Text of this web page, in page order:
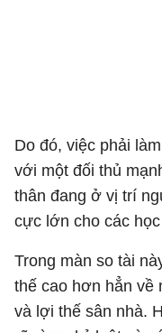
Do đó, việc phải
với một đối thủ
thân đang ở vị trí
cực lớn cho các
Trong màn so tài
thế cao hơn hẳn về
và lợi thế sân nhà.